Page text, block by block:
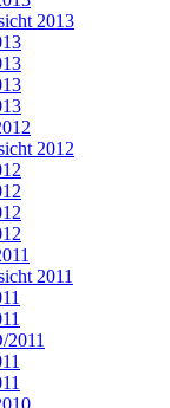
2013
2012
2011
2011